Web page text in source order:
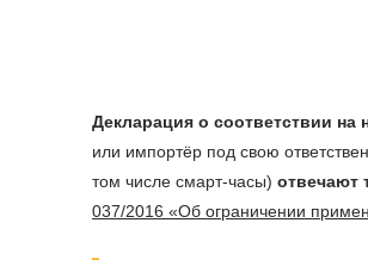
Декларация о соответствии на
или импортёр под свою
том числе смарт-часы) отвечают
037/2016 «Об ограничении